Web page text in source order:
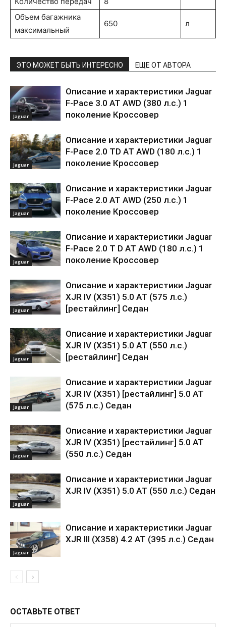
Объем багажника
максимальный
650 л
ЭТО МОЖЕТ БЫТЬ ИНТЕРЕСНО ЕЩЕ ОТ АВТОРА
Jaguar
Описание и характеристики Jaguar
F-Pace 3.0 AT AWD (380 л.с.) 1
поколение Кроссовер
Jaguar
Описание и характеристики Jaguar
F-Pace 2.0 TD AT AWD (180 л.с.) 1
поколение Кроссовер
Jaguar
Описание и характеристики Jaguar
F-Pace 2.0 AT AWD (250 л.с.) 1
поколение Кроссовер
Jaguar
Описание и характеристики Jaguar
F-Pace 2.0 T D AT AWD (180 л.с.) 1
поколение Кроссовер
Jaguar
Описание и характеристики Jaguar
XJR IV (X351) 5.0 AT (575 л.с.)
[рестайлинг] Седан
Jaguar
Описание и характеристики Jaguar
XJR IV (X351) 5.0 AT (550 л.с.)
[рестайлинг] Седан
Jaguar
Описание и характеристики Jaguar
XJR IV (X351) [рестайлинг] 5.0 AT
(575 л.с.) Седан
Jaguar
Описание и характеристики Jaguar
XJR IV (X351) [рестайлинг] 5.0 AT
(550 л.с.) Седан
Jaguar
Описание и характеристики Jaguar
XJR IV (X351) 5.0 AT (550 л.с.) Седан
Jaguar
Описание и характеристики Jaguar
XJR III (X358) 4.2 AT (395 л.с.) Седан
ОСТАВЬТЕ ОТВЕТ